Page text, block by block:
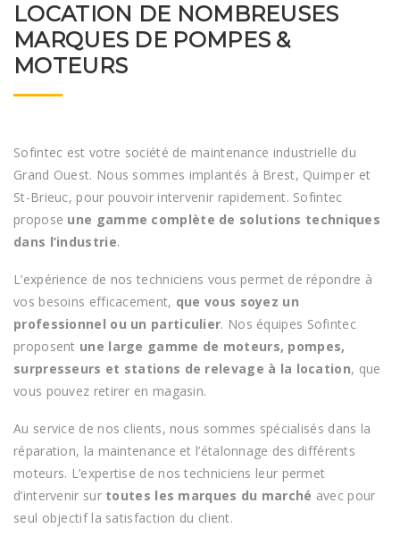
LOCATION DE NOMBREUSES
MARQUES DE POMPES &
MOTEURS
Sofintec est votre société de maintenance industrielle du
Grand Ouest. Nous sommes implantés à Brest, Quimper et
St-Brieuc, pour pouvoir intervenir rapidement. Sofintec
propose une gamme complète de solutions techniques
dans l’industrie.
L’expérience de nos techniciens vous permet de répondre à
vos besoins efficacement, que vous soyez un
professionnel ou un particulier. Nos équipes Sofintec
proposent une large gamme de moteurs, pompes,
surpresseurs et stations de relevage à la location, que
vous pouvez retirer en magasin.
Au service de nos clients, nous sommes spécialisés dans la
réparation, la maintenance et l’étalonnage des différents
moteurs. L’expertise de nos techniciens leur permet
d’intervenir sur toutes les marques du marché avec pour
seul objectif la satisfaction du client.